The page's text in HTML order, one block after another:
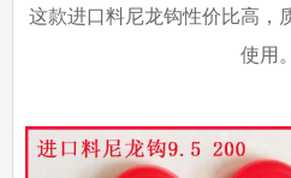
这款进口料尼龙钩性价比高，
使用。